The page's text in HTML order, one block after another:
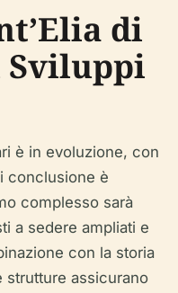
di
Sviluppi
è in evoluzione, con
conclusione è
complesso sarà
a sedere ampliati e
con la storia
strutture assicurano